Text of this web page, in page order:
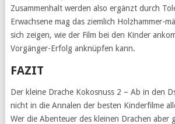
Zusammenhalt werden also ergänzt durch
Erwachsene mag das ziemlich Holzhammer-
sich zeigen, wie der Film bei den Kinder
Vorgänger-Erfolg anknüpfen kann.
FAZIT
Der kleine Drache Kokosnuss 2 – Ab in den
nicht in die Annalen der besten Kinderfilme
Wer die Abenteuer des kleinen Drachen aber